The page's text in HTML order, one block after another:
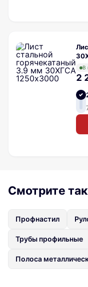
В
2
Смотрите
Профнастил
Трубы профильные
Полоса